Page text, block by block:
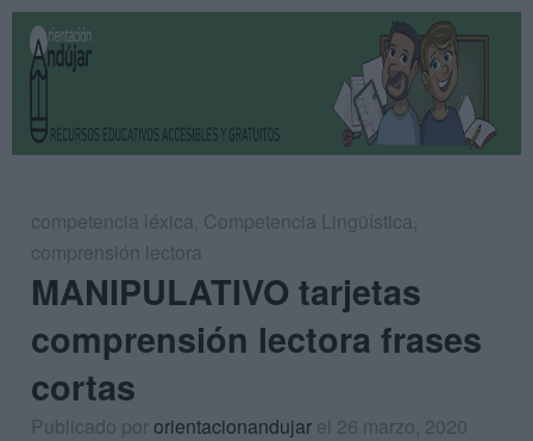
competencia léxica, Competencia Lingüística,
comprensión lectora
MANIPULATIVO tarjetas
comprensión lectora frases
cortas
Publicado pororientacionandujar el 26 marzo, 2020